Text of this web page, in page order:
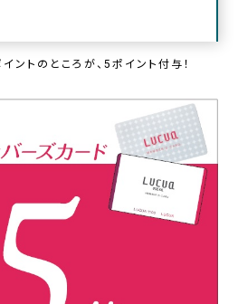
ントのところが、5ポイント付与！